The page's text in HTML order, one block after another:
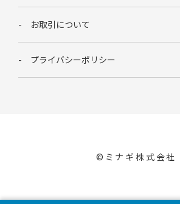
お取引について
プライバシーポリシー
©︎ミナギ株式会社